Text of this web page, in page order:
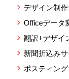
デザイン制
Officeデータ
翻訳+デザイ
新聞折込み
ポスティン